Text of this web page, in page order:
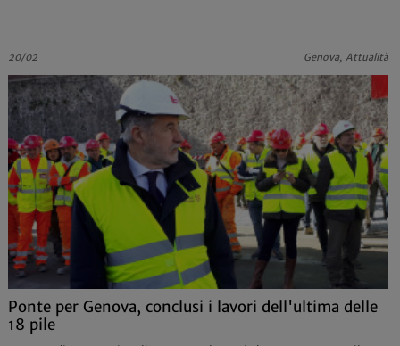
20/02 Genova, Attualità
Ponte per Genova, conclusi i lavori dell'ultima delle
18 pile